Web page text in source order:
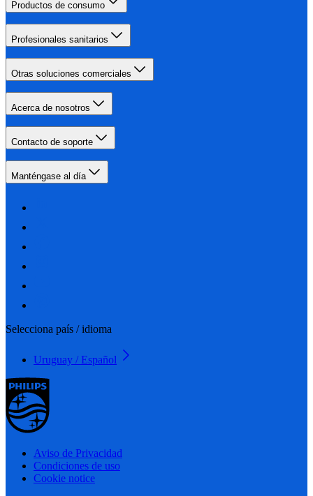
Productos de consumo
Profesionales sanitarios
Otras soluciones comerciales
Acerca de nosotros
Contacto de soporte
Manténgase al día
Selecciona país / idioma
Uruguay / Español
Aviso de Privacidad
Condiciones de uso
Cookie notice